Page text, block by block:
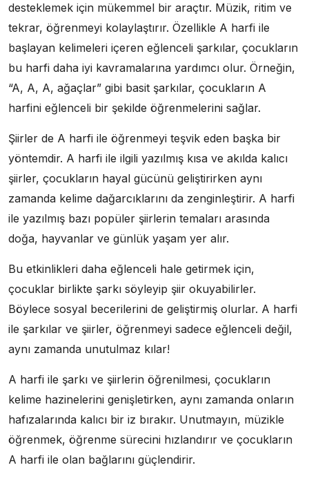
desteklemek için mükemmel bir araçtır. Müzik, ritim ve
tekrar, öğrenmeyi kolaylaştırır. Özellikle A harfi ile
başlayan kelimeleri içeren eğlenceli şarkılar, çocukların
bu harfi daha iyi kavramalarına yardımcı olur. Örneğin,
“A, A, A, ağaçlar” gibi basit şarkılar, çocukların A
harfini eğlenceli bir şekilde öğrenmelerini sağlar.
Şiirler de A harfi ile öğrenmeyi teşvik eden başka bir
yöntemdir. A harfi ile ilgili yazılmış kısa ve akılda kalıcı
şiirler, çocukların hayal gücünü geliştirirken aynı
zamanda kelime dağarcıklarını da zenginleştirir. A harfi
ile yazılmış bazı popüler şiirlerin temaları arasında
doğa, hayvanlar ve günlük yaşam yer alır.
Bu etkinlikleri daha eğlenceli hale getirmek için,
çocuklar birlikte şarkı söyleyip şiir okuyabilirler.
Böylece sosyal becerilerini de geliştirmiş olurlar. A harfi
ile şarkılar ve şiirler, öğrenmeyi sadece eğlenceli değil,
aynı zamanda unutulmaz kılar!
A harfi ile şarkı ve şiirlerin öğrenilmesi, çocukların
kelime hazinelerini genişletirken, aynı zamanda onların
hafızalarında kalıcı bir iz bırakır. Unutmayın, müzikle
öğrenmek, öğrenme sürecini hızlandırır ve çocukların
A harfi ile olan bağlarını güçlendirir.